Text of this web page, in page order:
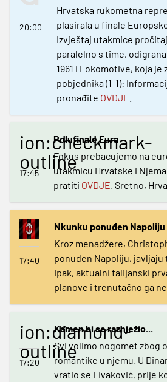
20:00
Hrvatska rukometna
plasirala u finale
Izvještaj utakmice
paralelno s time,
1961 i Lokomotive, koja je
pobjednika (1-1):
pronađite OVDJE
ion:checkmark-
outline
17:45
Polufinale Eura
Fokus prebacujemo na
utakmicu Hrvatske i
pratiti OVDJE . Sretno,
17:40
Nkunku ponuđen Napoliju
Kroz menadžere,
ponuđen Napoliju, javljaju
Ipak, aktualni talijanski
planove i trenutačno ga
ion:diamond-
outline
17:20
Kamen bi se raznježio...
Svi volimo nogomet zbog
romantike u njemu. U
vratio se Livaković, prije